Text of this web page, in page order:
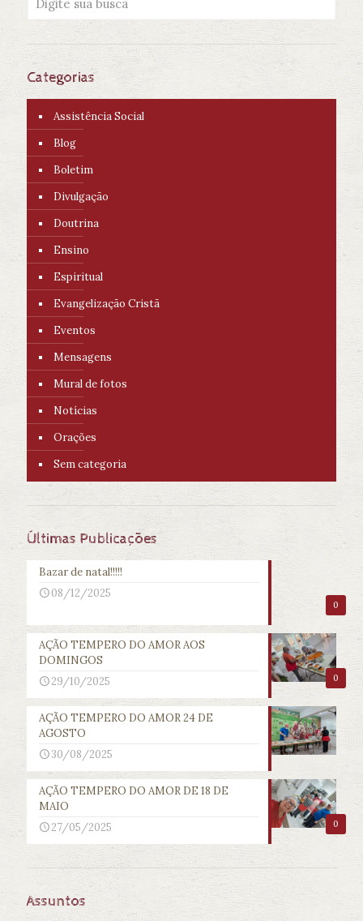
Categorias
Assistência Social
Blog
Boletim
Divulgação
Doutrina
Ensino
Espiritual
Evangelização Cristã
Eventos
Mensagens
Mural de fotos
Notícias
Orações
Sem categoria
Últimas Publicações
0
Bazar de natal!!!!!
08/12/2025
0
AÇÃO TEMPERO DO AMOR AOS
DOMINGOS
29/10/2025
AÇÃO TEMPERO DO AMOR 24 DE
AGOSTO
30/08/2025
0
AÇÃO TEMPERO DO AMOR DE 18 DE
MAIO
27/05/2025
Assuntos